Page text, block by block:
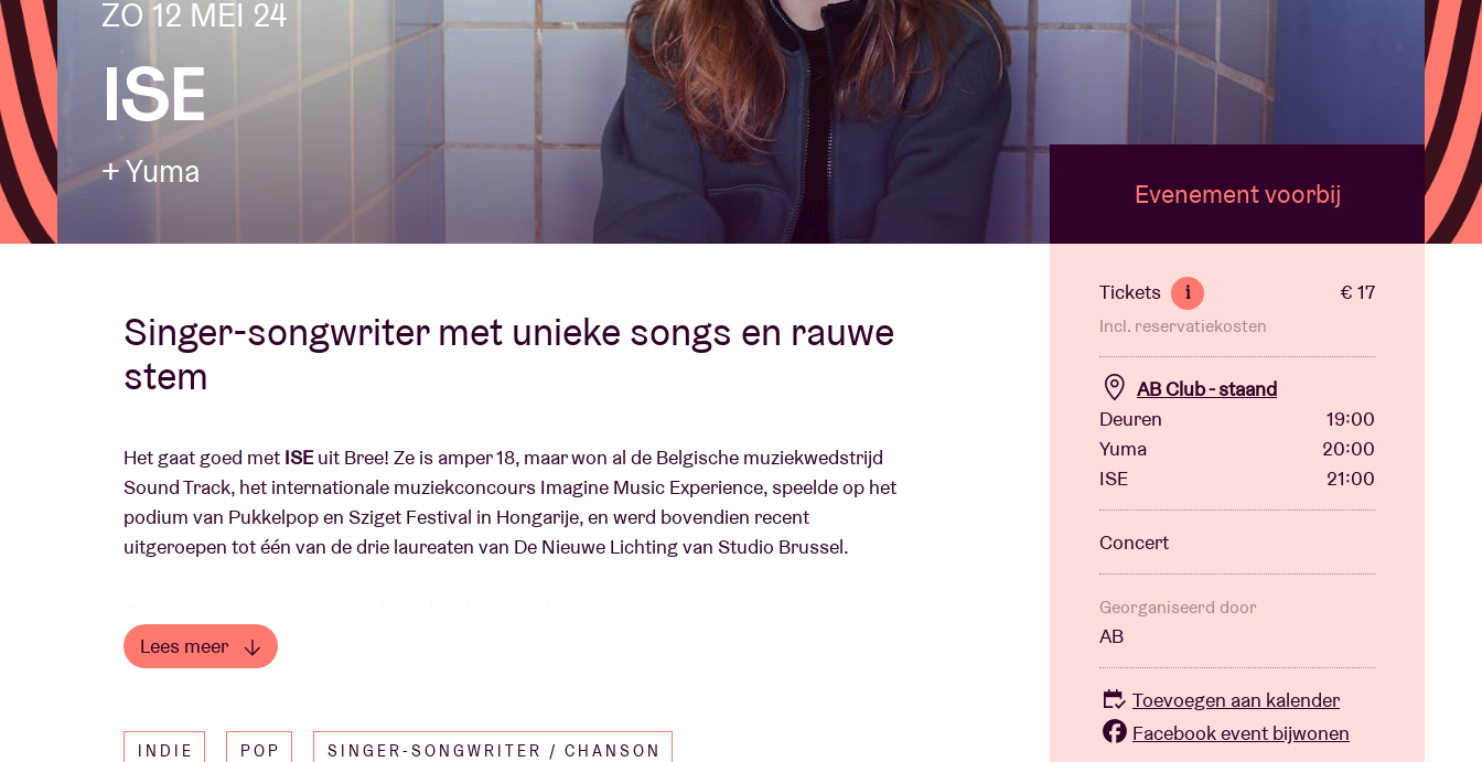
Bezoekersinfo
AB ❤ you
Over AB
Contact
ZO 12 MEI 24
ISE
+ Yuma
Singer-songwriter met unieke songs en rauwe
stem
Het gaat goed met ISEuit Bree! Ze is amper 18, maar won al de Belgische muziekwedstrijd
Sound Track, het internationale muziekconcours Imagine Music Experience, speelde op het
podium van Pukkelpop en Sziget Festival in Hongarije, en werd bovendien recent
uitgeroepen tot één van de drie laureaten van De Nieuwe Lichting van Studio Brussel.
oprechte emoties. Een paar maanden geleden stond ze nog in AB als het voorprogramma
vanCafuné, maar nu mag ze het helemaal alleen komen doen.
Lees meer
INDIE POP SINGER-SONGWRITER / CHANSON
Evenement voorbij
Tickets i € 17
Incl. reservatiekosten
AB Club - staand
Deuren
19:00
Yuma
20:00
ISE
21:00
Concert
Georganiseerd door
AB
Toevoegen aan kalender
Facebook event bijwonen